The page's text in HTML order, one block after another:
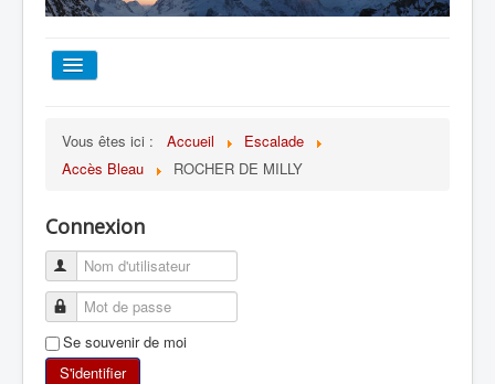
TOUT SUR LE GUMS
ESCALADE
ALPINISME
SKI DE RANDONNÉE
Vous êtes ici : Accueil
Escalade
Accès Bleau
ROCHER DE MILLY
Connexion
Se souvenir de moi
S'identifier